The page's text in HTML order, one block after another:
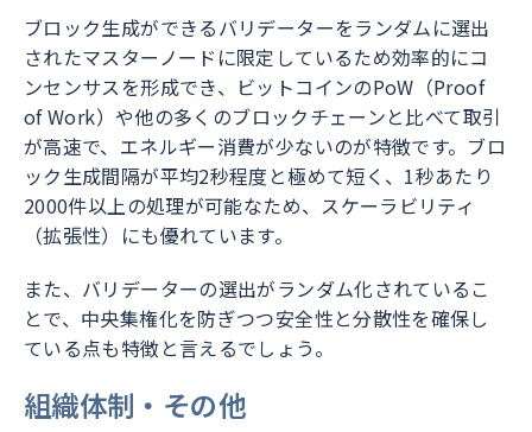
ブロック生成ができるバリデーターをランダムに選出
されたマスターノードに限定しているため効率的にコ
ンセンサスを形成でき、ビットコインのPoW（Proof
of Work）や他の多くのブロックチェーンと比べて取引
が高速で、エネルギー消費が少ないのが特徴です。ブロ
ック生成間隔が平均2秒程度と極めて短く、1秒あたり
2000件以上の処理が可能なため、スケーラビリティ
（拡張性）にも優れています。
また、バリデーターの選出がランダム化されているこ
とで、中央集権化を防ぎつつ安全性と分散性を確保し
ている点も特徴と言えるでしょう。
組織体制・その他